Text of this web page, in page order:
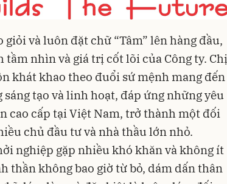
và luôn đặt chữ “Tâm” lên hàng đầu,
nhìn và giá trị cốt lõi của Công ty. Chị
khát khao theo đuổi sứ mệnh mang đến
tạo và linh hoạt, đáp ứng những yêu
cao cấp tại Việt Nam, trở thành một đối
chủ đầu tư và nhà thầu lớn nhỏ.
nghiệp gặp nhiều khó khăn và không ít
thần không bao giờ từ bỏ, dám dấn thân